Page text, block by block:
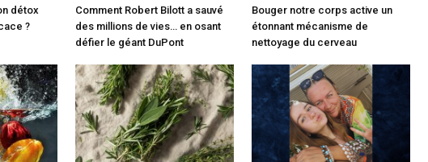
détox
?
Comment Robert Bilott a sauvé
des millions de vies… en osant
défier le géant DuPont
Bouger notre corps active un
étonnant mécanisme de
nettoyage du cerveau